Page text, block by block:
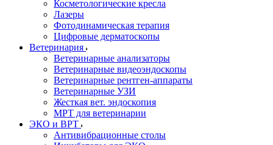
Косметологические кресла
Лазеры
Фотодинамическая терапия
Цифровые дерматоскопы
Ветеринария
Ветеринарные анализаторы
Ветеринарные видеоэндоскопы
Ветеринарные рентген-аппараты
Ветеринарные УЗИ
Жесткая вет. эндоскопия
МРТ для ветеринарии
ЭКО и ВРТ
Антивибрационные столы